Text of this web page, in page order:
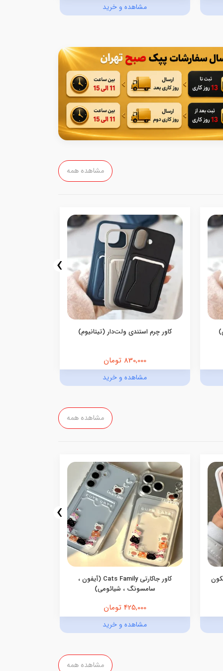
مشاهده و خرید
مشاهده همه
کاور چرم استندی ولت‌دار (تیتانیوم)
830,000 تومان
مشاهده و خرید
›
مشاهده همه
کاور جاکارتی Cats Family (آیفون ،
سامسونگ ، شیائومی)
425,000 تومان
مشاهده و خرید
›
مشاهده همه